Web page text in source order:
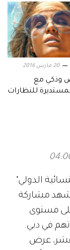
20 مارس 2016
وذكي مع
للنظارات
الدولي"
والذي يشهد مشاركة
مستوى
في دبي.
عرض